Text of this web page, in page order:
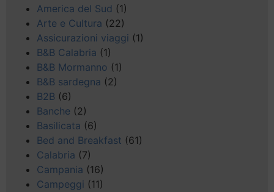
America del Sud (1)
Arte e Cultura (22)
Assicurazioni viaggi (1)
B&B Calabria (1)
B&B Mormanno (1)
B&B sardegna (2)
B2B (6)
Banche (2)
Basilicata (6)
Bed and Breakfast (61)
Calabria (7)
Campania (16)
Campeggi (11)